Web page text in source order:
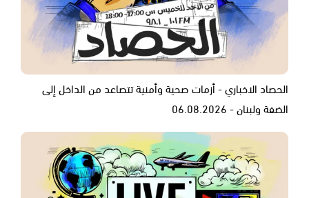
الحصاد الاخباري - أزمات صحية وأمنية تتصاعد من الداخل إلى
الضفة ولبنان - 06.08.2026